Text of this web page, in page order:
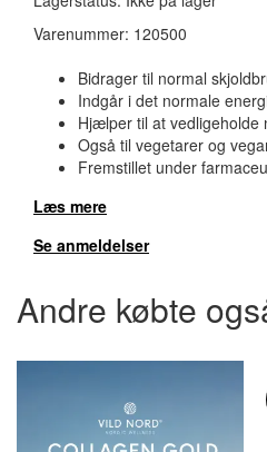
Varenummer: 120500
Bidrager til normal
Indgår i det normale
Hjælper til at vedligeholde
Også til vegetarer og
Fremstillet under
Læs mere
Se anmeldelser
Andre købte